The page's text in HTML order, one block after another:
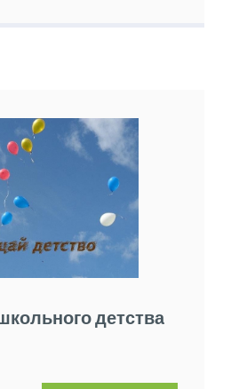
детства